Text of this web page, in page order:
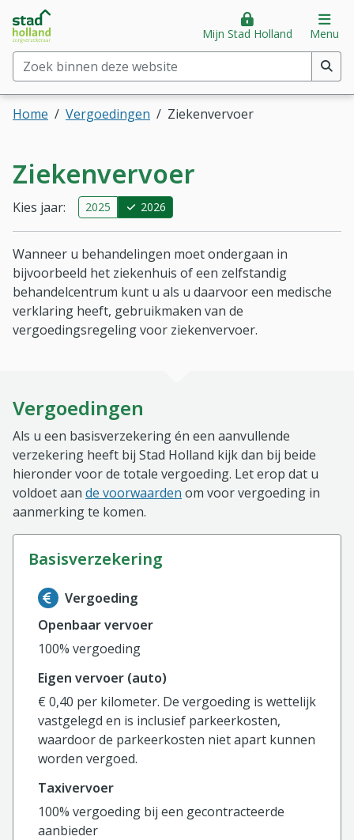
Direct naar hoofdinhoud
Direct naar hoofdmenu
Stad Holland Zorgverzekeraar
Zoek binnen deze website(min. 2 tekens)
Mijn Stad Holland Menu
Home Vergoedingen Ziekenvervoer
Ziekenvervoer
Kies jaar: 2025 2026
Wanneer u behandelingen moet ondergaan in
bijvoorbeeld het ziekenhuis of een zelfstandig
behandelcentrum kunt u als u daarvoor een medische
verklaring heeft, gebruikmaken van de
vergoedingsregeling voor ziekenvervoer.
Vergoedingen
Als u een basisverzekering én een aanvullende
verzekering heeft bij Stad Holland kijk dan bij beide
hieronder voor de totale vergoeding. Let erop dat u
voldoet aan de voorwaarden om voor vergoeding in
aanmerking te komen.
basisverzekering
Informatie over de vergoeding van de
Vergoeding
Openbaar vervoer
100% vergoeding
Eigen vervoer (auto)
€ 0,40 per kilometer. De vergoeding is wettelijk
vastgelegd en is inclusief parkeerkosten,
waardoor de parkeerkosten niet apart kunnen
worden vergoed.
Taxivervoer
100% vergoeding bij een gecontracteerde
aanbieder